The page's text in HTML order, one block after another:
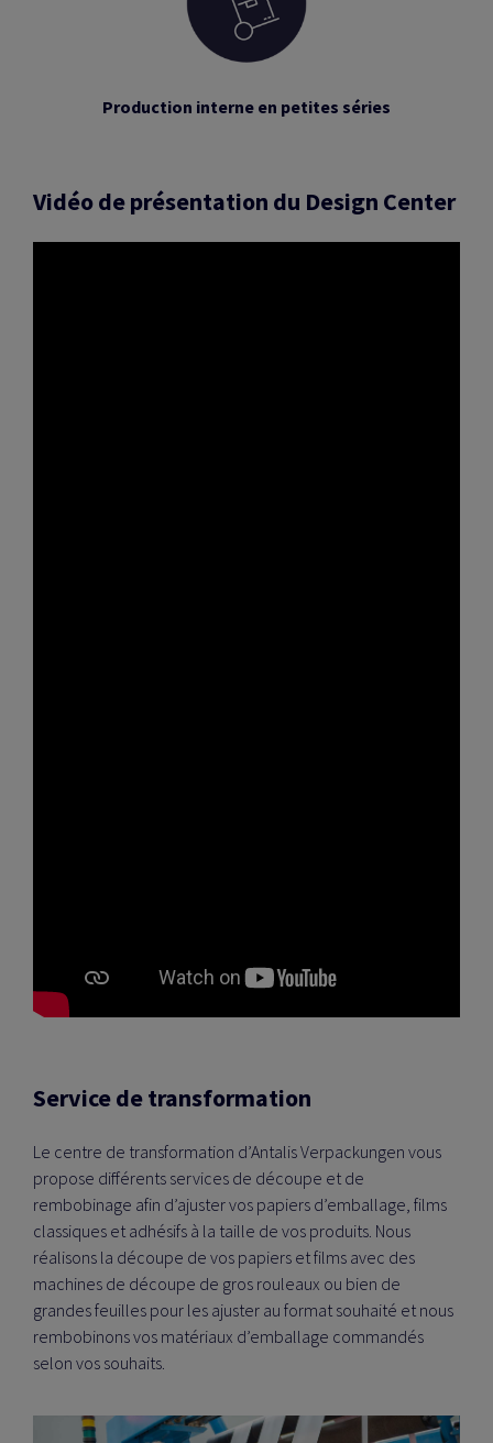
Production interne en petites séries
Vidéo de présentation du Design Center
Service de transformation
Le centre de transformation d’Antalis Verpackungen vous
propose différents services de découpe et de
rembobinage afin d’ajuster vos papiers d’emballage, films
classiques et adhésifs à la taille de vos produits. Nous
réalisons la découpe de vos papiers et films avec des
machines de découpe de gros rouleaux ou bien de
grandes feuilles pour les ajuster au format souhaité et nous
rembobinons vos matériaux d’emballage commandés
selon vos souhaits.